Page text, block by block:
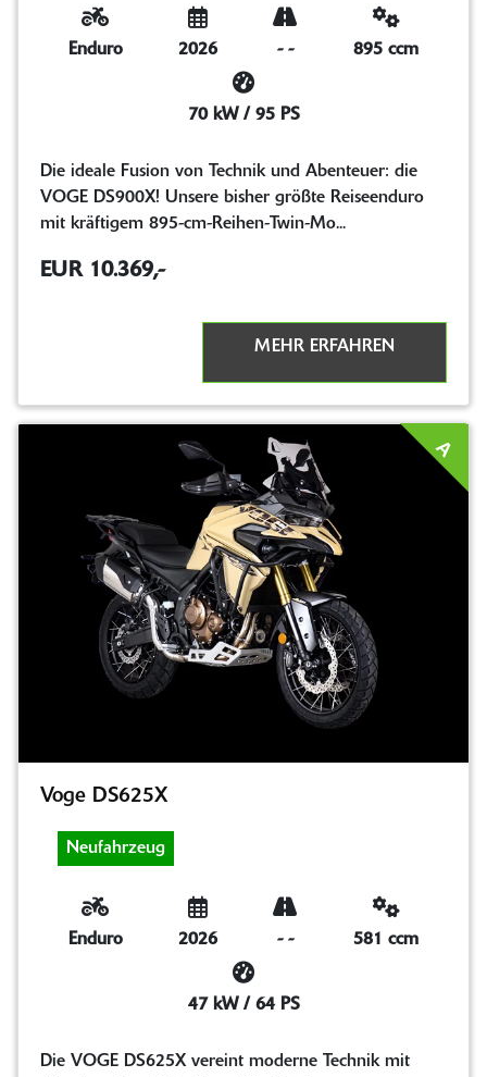
Enduro 2026 - - 895 ccm
70 kW / 95 PS
Die ideale Fusion von Technik und Abenteuer: die
VOGE DS900X! Unsere bisher größte Reiseenduro
mit kräftigem 895-cm-Reihen-Twin-Mo...
EUR 10.369,-
MEHR ERFAHREN
Voge DS625X
Neufahrzeug
Enduro 2026 - - 581 ccm
47 kW / 64 PS
Die VOGE DS625X vereint moderne Technik mit
A